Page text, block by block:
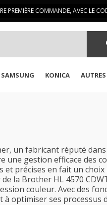
PREMIÈRE COMMANDE, AVEC LE
SAMSUNG KONICA
un fabricant réputé
gestion efficace des
précises en fait un
la Brother HL 4570
couleur. Avec des
optimiser ses processus